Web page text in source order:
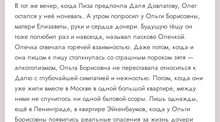
В тот же вечер, когда Лиза предпочла Даля Довлатову, Олег
остался у неё ночевать. А утром попросил у Ольги Борисовны,
матери Елизаветы, руки и сердца дочери. Будущую тёщу он
тоже полюбил раз и навсегда, называл ласково Олечкой.
Олечка отвечала горячей взаимностью. Даже потом, когда и
она лицом к лицу столкнулась со страшным пороком зятя —
алкоголизмом, Ольга Борисовна не переставала относиться к
Далю с глубочайшей симпатией и нежностью. Потом, когда они
уже жили вместе в Москве в одной большой квартире, между
ними не случилось ни одной бытовой ссоры. Лишь однажды,
ещё в Ленинграде, в квартире Эйхенбаумов, когда у Ольги
Борисовны появились реальные опасения за жизнь дочери